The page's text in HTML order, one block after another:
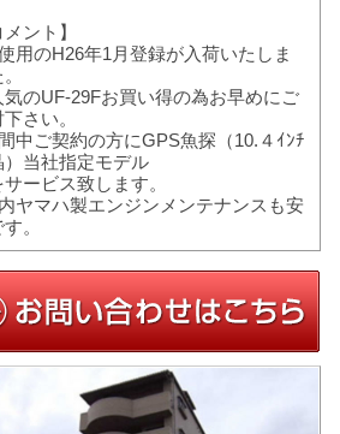
メント】
用のH26年1月登録が入荷いたしま
のUF-29Fお買い得の為お早めにご
さい。
中ご契約の方にGPS魚探（10.４ｲﾝﾁ
）当社指定モデル
ービス致します。
ヤマハ製エンジンメンテナンスも安
。